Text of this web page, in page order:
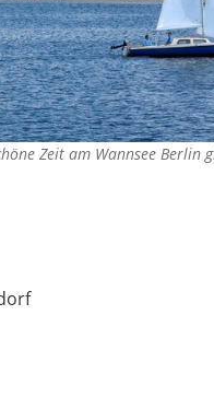
Zeit am Wannsee Berlin